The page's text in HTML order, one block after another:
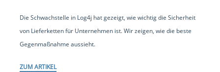
Die Schwachstelle in Log4j hat gezeigt, wie wichtig die Sicherheit
von Lieferketten für Unternehmen ist. Wir zeigen, wie die beste
Gegenmaßnahme aussieht.
ZUM ARTIKEL